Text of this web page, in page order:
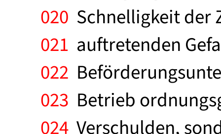
020 Schnelligkeit der
021 auftretenden
022
023 Betrieb
024 Verschulden,